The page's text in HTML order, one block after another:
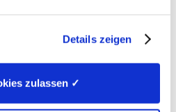
Details zeigen
zulassen ✓